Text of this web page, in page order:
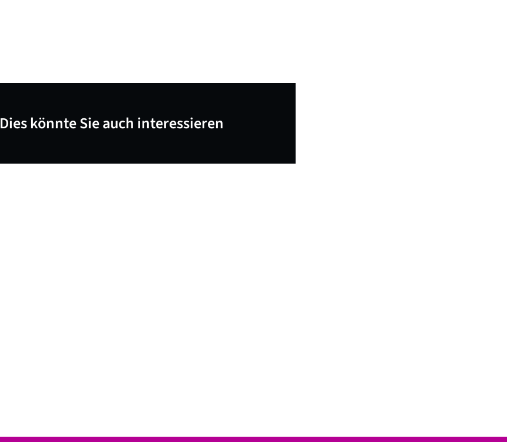
Dies könnte Sie auch interessieren